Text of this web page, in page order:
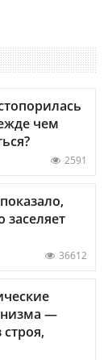
чем
2591
заселяет
36612
—